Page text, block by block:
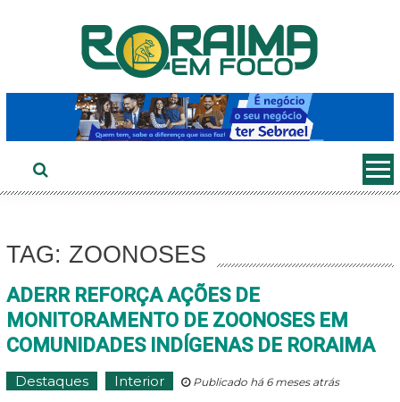
TAG: ZOONOSES
ADERR REFORÇA AÇÕES DE
MONITORAMENTO DE ZOONOSES EM
COMUNIDADES INDÍGENAS DE RORAIMA
Destaques Interior Publicado há 6 meses atrás